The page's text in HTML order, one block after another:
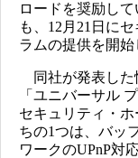
ロードを奨励し
も、12月21日に
ラムの提供を開始
同社が発表した
「ユニバーサル
セキュリティ・
ちの1つは、バッ
ワークのUPnP対